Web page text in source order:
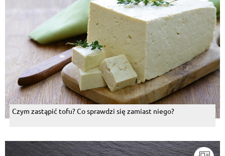
Czym zastąpić tofu? Co sprawdzi się zamiast niego?